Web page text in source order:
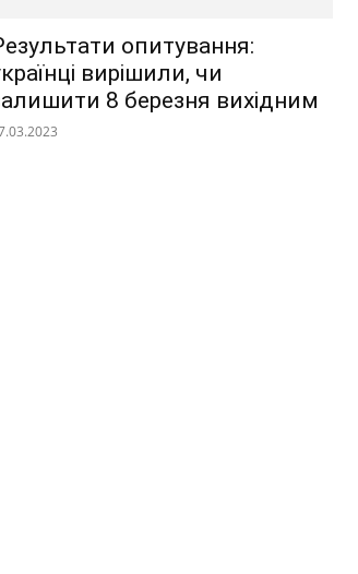
опитування:
вирішили, чи
8 березня вихідним